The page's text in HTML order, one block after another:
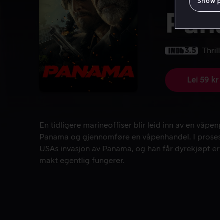
3.5
Lei 59 kr
En tidligere marineoffiser blir leid inn av en
En tidligere marineoffiser blir leid inn av en
Panama og gjennomføre en våpenhandel. I
USAs invasjon av Panama, og han får dyrekjøpt
makt egentlig fungerer.